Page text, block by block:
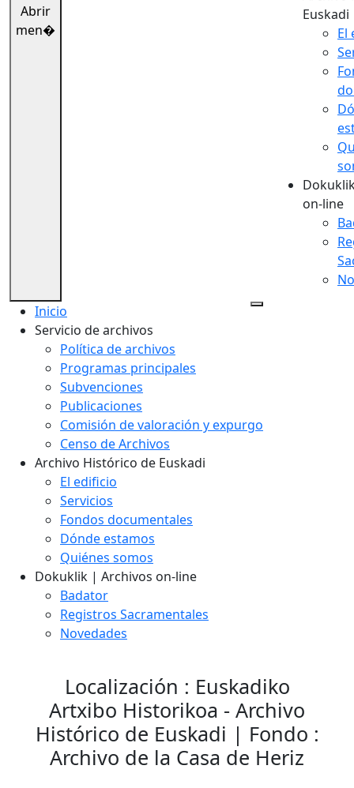
Abrir
men�
Euskadi
El
on-line
Inicio
Servicio de archivos
Política de archivos
Programas principales
Subvenciones
Publicaciones
Comisión de valoración y expurgo
Censo de Archivos
Archivo Histórico de Euskadi
El edificio
Servicios
Fondos documentales
Dónde estamos
Quiénes somos
Dokuklik | Archivos on-line
Badator
Registros Sacramentales
Novedades
Localización : Euskadiko
Artxibo Historikoa - Archivo
Histórico de Euskadi | Fondo :
Archivo de la Casa de Heriz